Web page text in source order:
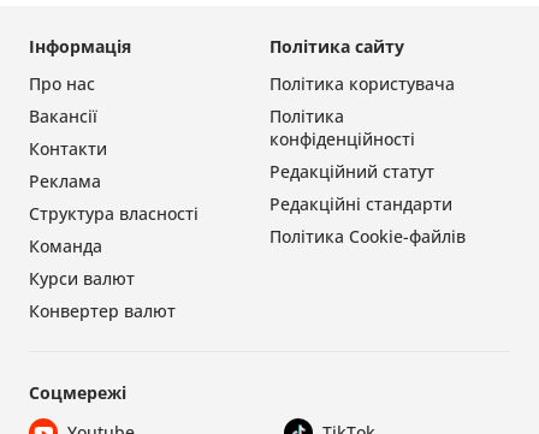
Політика сайту
Політика користувача
Політика
конфіденційності
Редакційний статут
Редакційні стандарти
Політика Cookie-файлів
Інформація
Про нас
Вакансії
Контакти
Реклама
Структура власності
Команда
Курси валют
Конвертер валют
Соцмережі